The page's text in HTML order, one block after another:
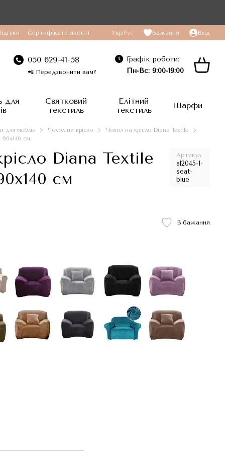
Сертифікати якості Укр Рус Бажання Вхід
050 629-41-58
📲 Передзвонити вам?
Графік роботи:
Пн-Вс: 9:00-19:00
для
Святковий
текстиль
Елітний
текстиль
Шарфи
для меблів Чохол на крісло
Чохол на крісло Diana Textile
90x140 см
Diana Textile
см
Артикул
al2045-1-
seat-
blue
В бажання